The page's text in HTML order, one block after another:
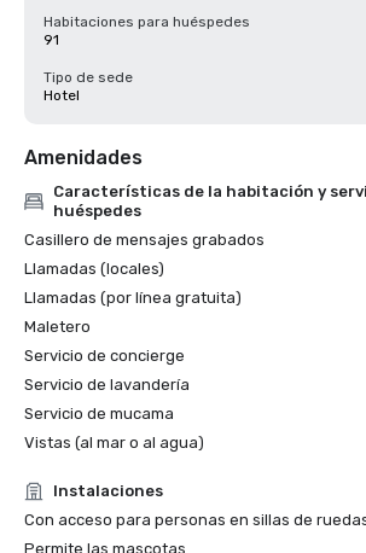
Habitaciones para huéspedes
91
Tipo de sede
Hotel
Amenidades
Características de la habitación y
huéspedes
Casillero de mensajes grabados
Llamadas (locales)
Llamadas (por línea gratuita)
Maletero
Servicio de concierge
Servicio de lavandería
Servicio de mucama
Vistas (al mar o al agua)
Instalaciones
Con acceso para personas en sillas de
Permite las mascotas